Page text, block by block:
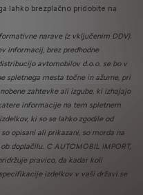
lahko brezplačno pridobite na
narave (z vključenim DDV).
informacij, brez predhodne
avtomobilov d.o.o. se bo v
spletnega mesta točne in ažurne, pri
zahtevke ali izgube, ki izhajajo
informacije na tem spletnem
ki so se lahko zgodile od
opisani ali prikazani, so morda na
doplačilu. C AUTOMOBIL IMPORT,
pravico, da kadar koli
izdelkov v vaši državi se